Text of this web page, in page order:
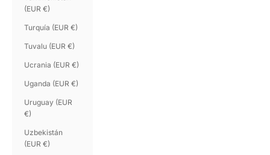
(EUR €)
Turquía (EUR €)
Tuvalu (EUR €)
Ucrania (EUR €)
Uganda (EUR €)
Uruguay (EUR
€)
Uzbekistán
(EUR €)